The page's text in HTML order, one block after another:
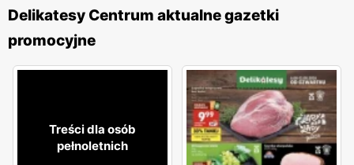
rzeczowym podejściem do klienta oraz korzystają ze
sprawdzonych dostawców, a personelowi nie schodzi
uśmiech z twarzy, dzięki czemu w sklepie panuje miła
atmosfera. Asortyment sklepu jest dobrze rozmieszczony,
toteż nie będziesz miał problemu z odszukaniem
potrzebnego dla Ciebie produktu.
Delikatesy Centrum aktualne gazetki
promocyjne
Treści dla osób
pełnoletnich